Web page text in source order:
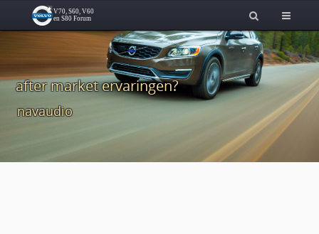
after market ervaringen?
navaudio